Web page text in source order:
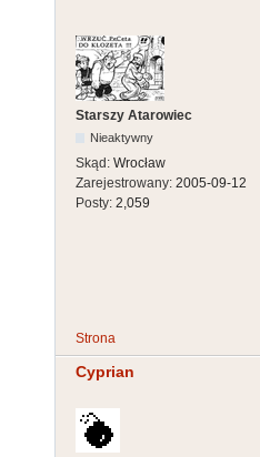
Starszy Atarowiec
Nieaktywny
Skąd: Wrocław
Zarejestrowany: 2005-09-12
Posty: 2,059
Strona
Cyprian